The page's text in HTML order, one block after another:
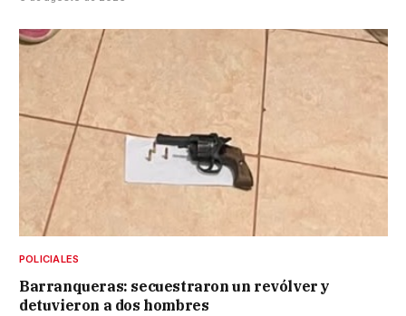
POLICIALES
Barranqueras: secuestraron un revólver y
detuvieron a dos hombres